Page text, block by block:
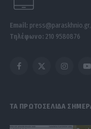
Email: press@paraskhnio.gr,
Τηλέφωνο: 210 9580876
Facebook
X
Instagram
ΤΑ ΠΡΩΤΟΣΕΛΙΔΑ